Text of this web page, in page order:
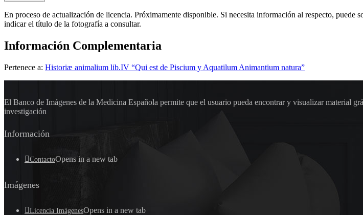
En proceso de actualización de licencia. Próximamente disponible. Si necesita información al respecto,
indicar el título de la fotografía a consultar.
Información Complementaria
Pertenece a: Historiæ animalium lib.IV “Qui est de Piscium y Aquatilum Animantium natura”
El Banco de Imágenes de la Medicina Española permite que el usuario pueda encontrar y visualizar material
investigación
Información
ContactoOpens in a new tab
Imágenes
Licencia ImágenesOpens in a new tab